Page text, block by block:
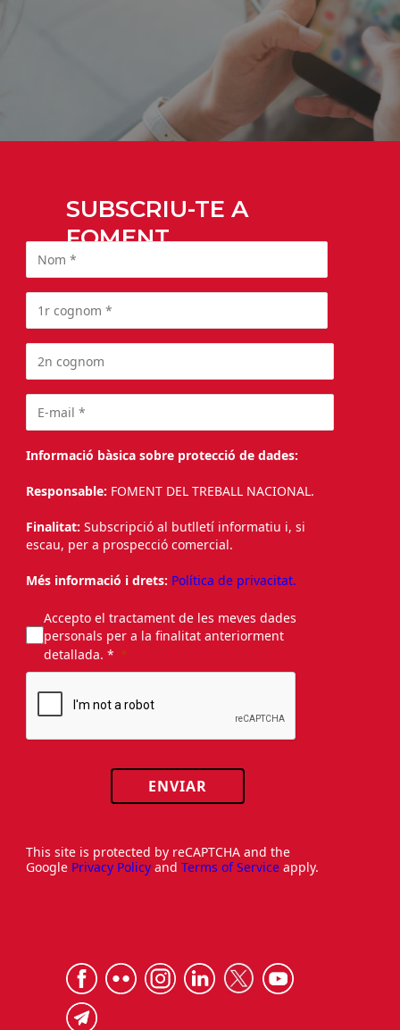
SUBSCRIU-TE A
FOMENT
Informació bàsica sobre protecció de dades:
Responsable: FOMENT DEL TREBALL NACIONAL.
Finalitat: Subscripció al butlletí informatiu i, si
escau, per a prospecció comercial.
Més informació i drets: Política de privacitat.
Accepto el tractament de les meves dades
personals per a la finalitat anteriorment
detallada. *
ENVIAR
This site is protected by reCAPTCHA and the
Google Privacy Policy and Terms of Service apply.